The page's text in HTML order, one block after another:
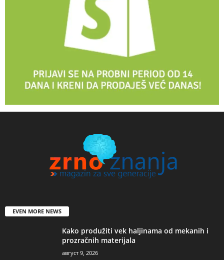
EVEN MORE NEWS
Kako produžiti vek haljinama od mekanih i
prozračnih materijala
август 9, 2026